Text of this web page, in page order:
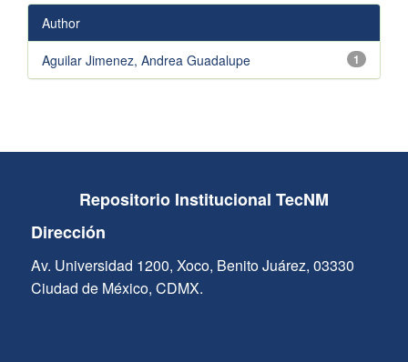
Author
1
Aguilar Jimenez, Andrea Guadalupe
Repositorio Institucional TecNM
Dirección
Av. Universidad 1200, Xoco, Benito Juárez, 03330
Ciudad de México, CDMX.